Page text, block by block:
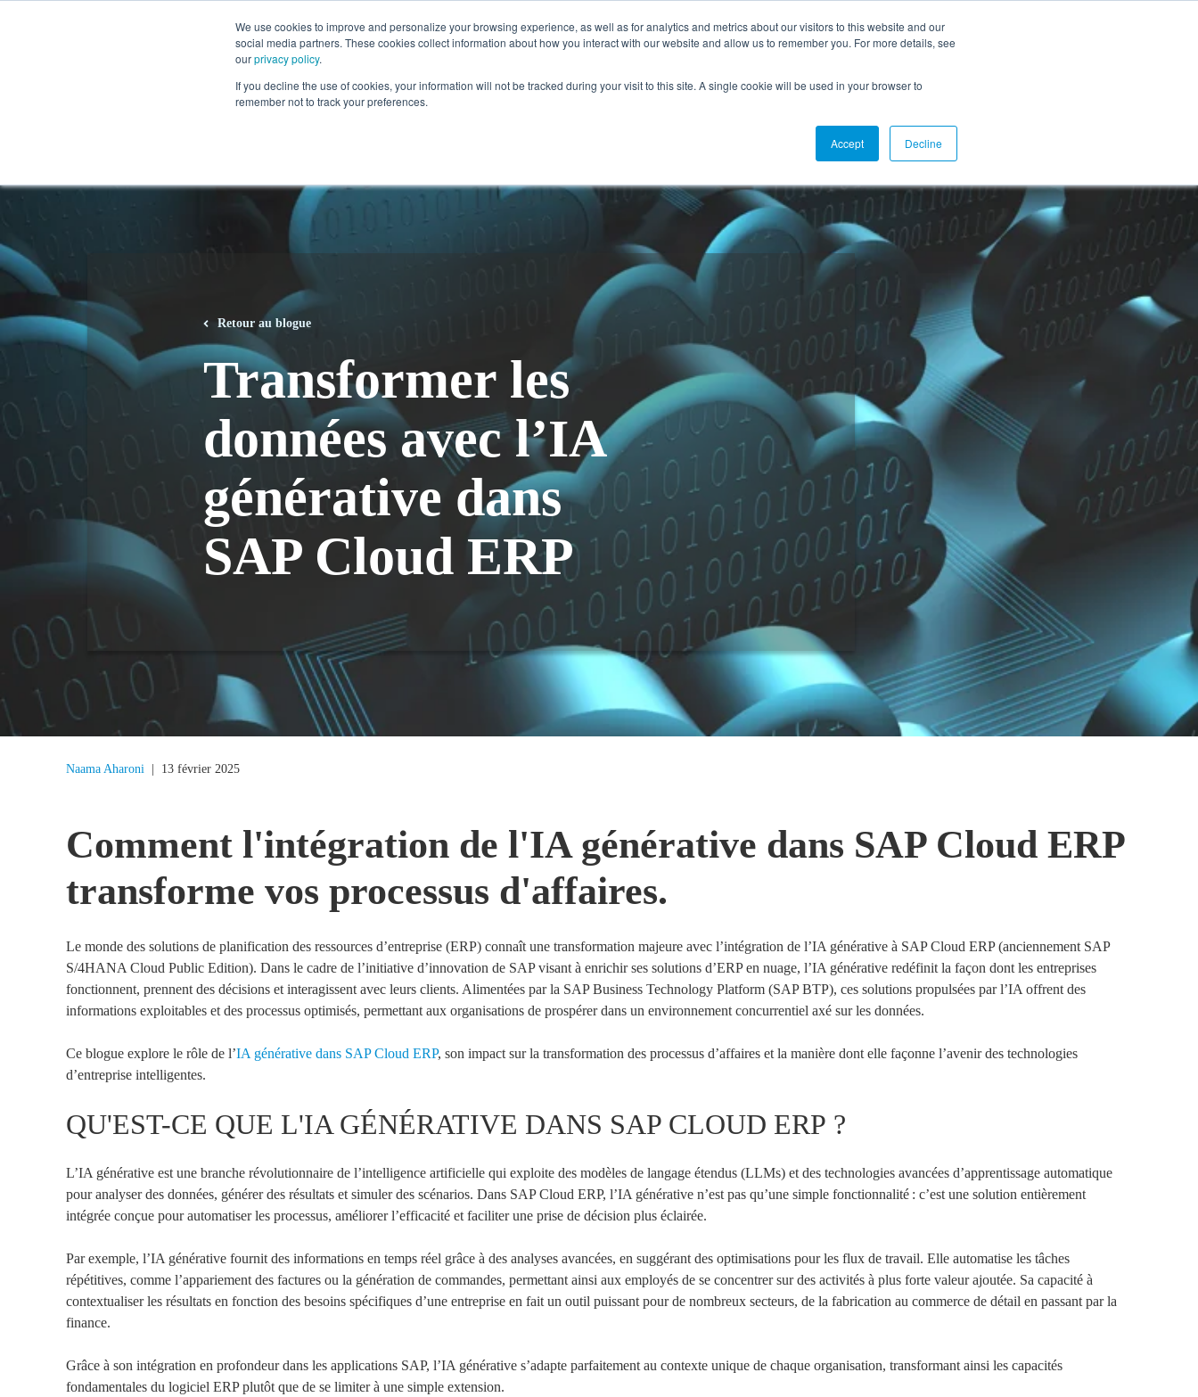
We use cookies to improve and personalize your browsing experience, as well as for analytics and metrics about our visitors to this website and our
social media partners. These cookies collect information about how you interact with our website and allow us to remember you. For more details, see
ourprivacy policy.
If you decline the use of cookies, your information will not be tracked during your visit to this site. A single cookie will be used in your browser to
remember not to track your preferences.
Accept Decline
Retour au blogue
Transformer les
données avec l’IA
générative dans
SAP Cloud ERP
Naama Aharoni 13 février 2025
Comment l'intégration de l'IA générative dans SAP Cloud ERP
transforme vos processus d'affaires.
Le monde des solutions de planification des ressources d’entreprise (ERP) connaît une transformation majeure avec l’intégration de l’IA générative à SAP Cloud ERP (anciennement SAP
S/4HANA Cloud Public Edition). Dans le cadre de l’initiative d’innovation de SAP visant à enrichir ses solutions d’ERP en nuage, l’IA générative redéfinit la façon dont les entreprises
fonctionnent, prennent des décisions et interagissent avec leurs clients. Alimentées par la SAP Business Technology Platform (SAP BTP), ces solutions propulsées par l’IA offrent des
informations exploitables et des processus optimisés, permettant aux organisations de prospérer dans un environnement concurrentiel axé sur les données.
Ce blogue explore le rôle de l’IA générative dans SAPCloud ERP, son impact sur la transformation des processus d’affaires et la manière dont elle façonne l’avenir des technologies
d’entreprise intelligentes.
QU'EST-CE QUE L'IA GÉNÉRATIVE DANS SAP CLOUD ERP ?
L’IA générative est une branche révolutionnaire de l’intelligence artificielle qui exploite des modèles de langage étendus (LLMs) et des technologies avancées d’apprentissage automatique
pour analyser des données, générer des résultats et simuler des scénarios. Dans SAP Cloud ERP, l’IA générative n’est pas qu’une simple fonctionnalité : c’est une solution entièrement
intégrée conçue pour automatiser les processus, améliorer l’efficacité et faciliter une prise de décision plus éclairée.
Par exemple, l’IA générative fournit des informations en temps réel grâce à des analyses avancées, en suggérant des optimisations pour les flux de travail. Elle automatise les tâches
répétitives, comme l’appariement des factures ou la génération de commandes, permettant ainsi aux employés de se concentrer sur des activités à plus forte valeur ajoutée. Sa capacité à
contextualiser les résultats en fonction des besoins spécifiques d’une entreprise en fait un outil puissant pour de nombreux secteurs, de la fabrication au commerce de détail en passant par la
finance.
Grâce à son intégration en profondeur dans les applications SAP, l’IA générative s’adapte parfaitement au contexte unique de chaque organisation, transformant ainsi les capacités
fondamentales du logiciel ERP plutôt que de se limiter à une simple extension.